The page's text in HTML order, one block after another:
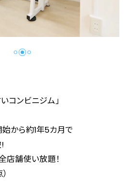
コンビニジム」
から約1年5カ月で
店舗使い放題！